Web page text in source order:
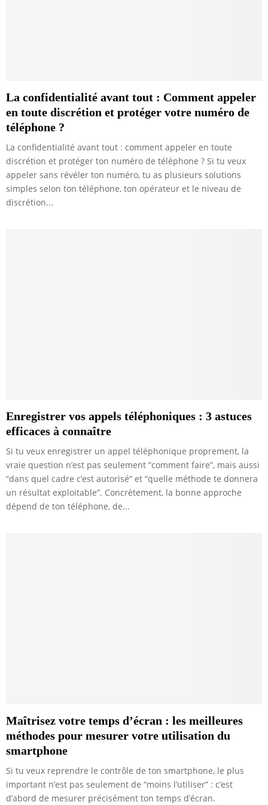
La confidentialité avant tout : Comment appeler
en toute discrétion et protéger votre numéro de
téléphone ?
La confidentialité avant tout : comment appeler en toute
discrétion et protéger ton numéro de téléphone ? Si tu veux
appeler sans révéler ton numéro, tu as plusieurs solutions
simples selon ton téléphone, ton opérateur et le niveau de
discrétion...
Enregistrer vos appels téléphoniques : 3 astuces
efficaces à connaître
Si tu veux enregistrer un appel téléphonique proprement, la
vraie question n’est pas seulement “comment faire”, mais aussi
“dans quel cadre c’est autorisé” et “quelle méthode te donnera
un résultat exploitable”. Concrètement, la bonne approche
dépend de ton téléphone, de...
Maîtrisez votre temps d’écran : les meilleures
méthodes pour mesurer votre utilisation du
smartphone
Si tu veux reprendre le contrôle de ton smartphone, le plus
important n’est pas seulement de “moins l’utiliser” : c’est
d’abord de mesurer précisément ton temps d’écran.